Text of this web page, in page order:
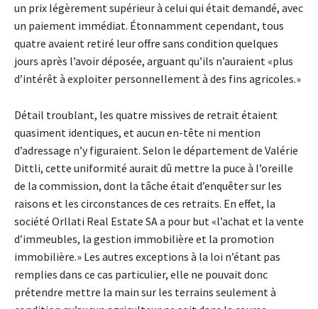
un prix légèrement supérieur à celui qui était demandé, avec
un paiement immédiat. Étonnamment cependant, tous
quatre avaient retiré leur offre sans condition quelques
jours après l’avoir déposée, arguant qu’ils n’auraient «plus
d’intérêt à exploiter personnellement à des fins agricoles.»
Détail troublant, les quatre missives de retrait étaient
quasiment identiques, et aucun en-tête ni mention
d’adressage n’y figuraient. Selon le département de Valérie
Dittli, cette uniformité aurait dû mettre la puce à l’oreille
de la commission, dont la tâche était d’enquêter sur les
raisons et les circonstances de ces retraits. En effet, la
société Orllati Real Estate SA a pour but «l’achat et la vente
d’immeubles, la gestion immobilière et la promotion
immobilière.» Les autres exceptions à la loi n’étant pas
remplies dans ce cas particulier, elle ne pouvait donc
prétendre mettre la main sur les terrains seulement à